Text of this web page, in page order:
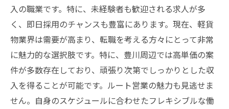
入の職業です。特に、未経験者も歓迎される求人が多
く、即日採用のチャンスも豊富にあります。現在、軽貨
物業界は需要が高まり、転職を考える方々にとって非常
に魅力的な選択肢です。特に、豊川周辺では高単価の案
件が多数存在しており、頑張り次第でしっかりとした収
入を得ることが可能です。ルート営業の魅力も見逃せま
せん。自身のスケジュールに合わせたフレキシブルな働